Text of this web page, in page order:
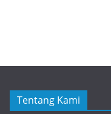
Tentang Kami